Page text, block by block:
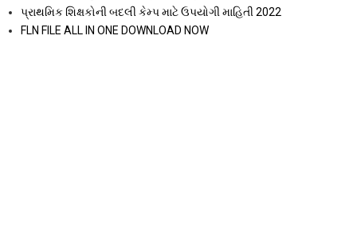
પ્રાથમિક શિક્ષકોની બદલી કેમ્પ માટે ઉપયોગી માહિતી 2022
FLN FILE ALL IN ONE DOWNLOAD NOW